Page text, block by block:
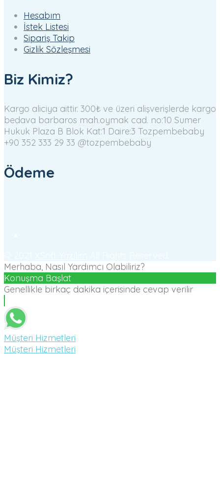
Hesabım
İstek Listesi
Sipariş Takip
Gizlik Sözleşmesi
Biz Kimiz?
Kargo aliciya aittir. 300₺ ve üzeri alişverişlerde kargo
bedava barbaros mah.oymak cad. no:10 Sumer
Hukuk Plaza B Blok Kat:1 Daire:3 Tozpembebaby
+90 352 333 29 33 @tozpembebaby
Ödeme
Merhaba, Nasıl Yardımcı Olabiliriz?
Konuşma Başlat
Genellikle birkaç dakika içerisinde cevap verilir
Müşteri Hizmetleri
Müşteri Hizmetleri